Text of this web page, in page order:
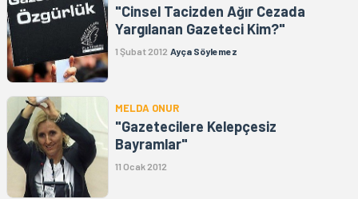
"Cinsel Tacizden Ağır Cezada
Yargılanan Gazeteci Kim?"
1 Şubat 2012 Ayça Söylemez
MELDA ONUR
"Gazetecilere Kelepçesiz
Bayramlar"
11 Ocak 2012